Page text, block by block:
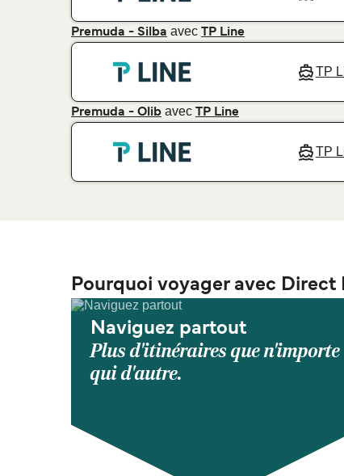
Premuda - Silba avec TP Line
TP
Premuda - Olib avec TP Line
TP
Pourquoi voyager avec Direct
Naviguez partout
Plus d'itinéraires que n'importe
qui d'autre.